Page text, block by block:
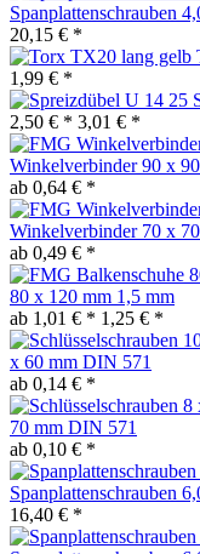
Spanplattenschrauben
20,15 € *
1,99 € *
2,50 € * 3,01 € *
Winkelverbinder 90 x
ab 0,64 € *
Winkelverbinder 70 x
ab 0,49 € *
80 x 120 mm 1,5 mm
ab 1,01 € * 1,25 € *
x 60 mm DIN 571
ab 0,14 € *
70 mm DIN 571
ab 0,10 € *
Spanplattenschrauben
16,40 € *